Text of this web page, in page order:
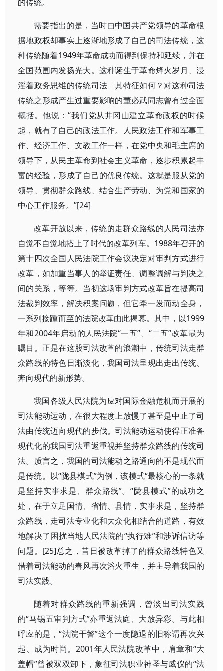
的传统。
需要指出的是，当时由中国共产党领导的革命根
据地政权却事实上逐渐地形成了自己的司法传统，这
种传统随着1949年革命成功而得到保持和延续，并在
全国范围内发扬光大。这种诞生于革命烽火岁月、浸
淫着政务思维的传统司法，其特征如何？对这种司法
传统之形成产生过重要影响的董必武同志曾有过全面
概括。他说：“我们党从井冈山建立革命政权的时候
起，就有了自己的政法工作。人民政法工作和军事工
作、经济工作、文教工作一样，在党中央和毛主席的
领导下，从民主革命到社会主义革命，逐步积累起丰
富的经验，形成了自己的优良传统。这就是服从党的
领导、贯彻群众路线、结合生产劳动、为党和国家的
中心工作服务。”[24]
改革开放以来，传统的走群众路线的人民司法亦
自觉不自觉地搭上了时代的改革列车。1988年召开的
第十四次全国人民法院工作会议决定对审判方式进行
改革，如加重当事人的举证责任、调整调解与判决之
间的关系，等等。当初这场审判方式改革旨在提高司
法裁判效率，解决积案问题，但它牵一发而动全身，
一系列接踵而至的法院改革由此揭幕。其中，以1999
年和2004年启动的人民法院“一五”、“二五”改革最为
瞩目。正是在这股司法改革的浪潮中，传统司法走群
众路线的特色日渐淡化，我国司法呈现出走出传统、
奔向现代的新形势。
我国各级人民法院为应对国际金融危机而开展的
司法能动运动，在很大程度上放慢了甚至是中止了司
法由传统迈向现代的步伐。司法能动运动使得正准备
现代化的我国司法重返重视并坚持群众路线的传统司
法。质言之，我国的司法能动之路通向的不是现代而
是传统。以“陇县模式”为例，该模式“最核心的一条就
是坚持实事求是、群众路线”。“陇县模式”的成功之
处，在于立足国情、省情、县情，实事求是，坚持群
众路线，走司法专业化和大众化相结合的道路，有效
地解决了困扰当地人民法院的“执行难”和涉诉信访等
问题。[25]总之，昔日被改革掉了的群众路线特色又
借着司法能动的春风再次浴火重生，并主导着我国的
司法实践。
随着对群众路线的重新强调，曾淡出司法实践
的“马锡五审判方式”亦重返法庭、大放异彩。与此相
呼应的是，“法院干警”这个一度隐退的旧称谓再次兴
起、成为时尚。2001年人民法院改革中，肩章和“大
盖帽”曾被双双卸下，象征司法职业神圣与威仪的“法